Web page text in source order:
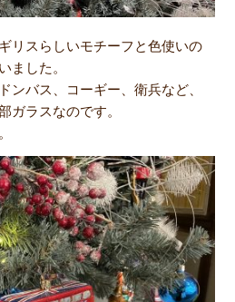
リスらしいモチーフと色使いの
ました。
ンバス、コーギー、衛兵など、
ガラスなのです。